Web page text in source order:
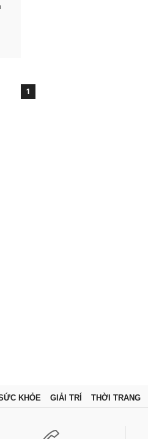
1
KHỎE GIẢI TRÍ THỜI TRANG